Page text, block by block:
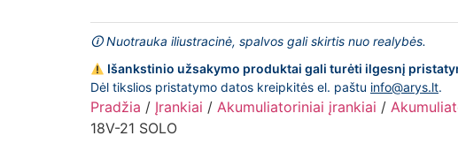
🛈 Nuotrauka iliustracinė, spalvos gali skirtis nuo realybės.
Išankstinio užsakymo produktai gali turėti ilgesnį
Dėl tikslios pristatymo datos kreipkitės el. paštu info@arys.lt.
Pradžia / Įrankiai / Akumuliatoriniai įrankiai /
18V-21 SOLO